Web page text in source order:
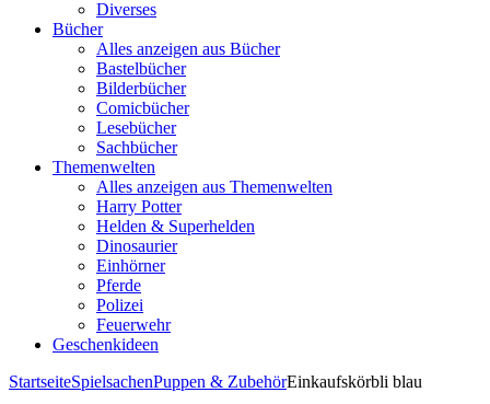
Diverses
Bücher
Alles anzeigen aus Bücher
Bastelbücher
Bilderbücher
Comicbücher
Lesebücher
Sachbücher
Themenwelten
Alles anzeigen aus Themenwelten
Harry Potter
Helden & Superhelden
Dinosaurier
Einhörner
Pferde
Polizei
Feuerwehr
Geschenkideen
StartseiteSpielsachenPuppen & ZubehörEinkaufskörbli blau